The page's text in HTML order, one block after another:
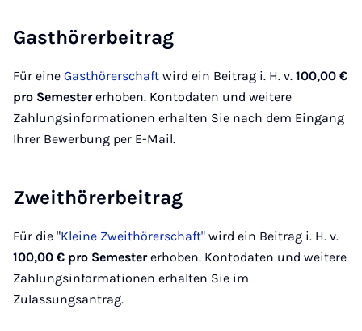
Gasthörerbeitrag
Für eine Gasthörerschaft wird ein Beitrag i. H. v. 100,00 €
pro Semestererhoben. Kontodaten und weitere
Zahlungsinformationen erhalten Sie nach dem Eingang
Ihrer Bewerbung per E-Mail.
Zweithörerbeitrag
Für die "Kleine Zweithörerschaft" wird ein Beitrag i. H. v.
100,00 € pro Semestererhoben. Kontodaten und weitere
Zahlungsinformationen erhalten Sie im
Zulassungsantrag.